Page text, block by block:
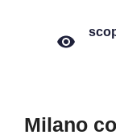
Milano